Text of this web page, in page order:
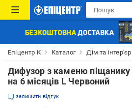
Епіцентр К Каталог Дім та
Дифузор з каменю піщанику
на 6 місяців L Червоний
залишити відгук